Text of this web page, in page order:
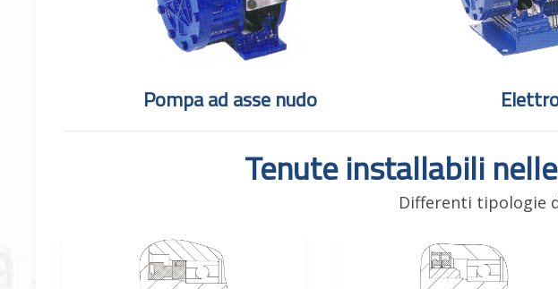
Pompa ad asse nudo
Tenute installabili
Differenti tipologie